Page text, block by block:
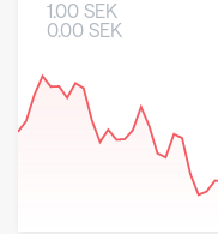
1.00 SEK
0.00 SEK